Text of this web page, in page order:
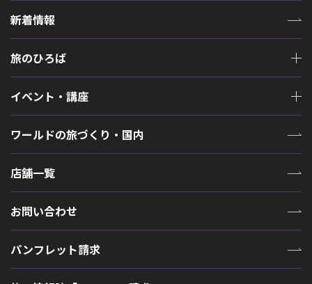
新着情報
旅のひろば
イベント・講座
ワールドの旅づくり・国内
店舗一覧
お問い合わせ
パンフレット請求